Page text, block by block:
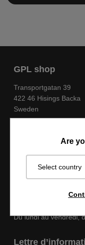
Are
Select country
GPL shop
Transportgatan 39
422 46 Hisings Backa
Sweden
info@gplshop.se
Service client et
Formulaire de contact
Du lundi au vendredi,
Lettre